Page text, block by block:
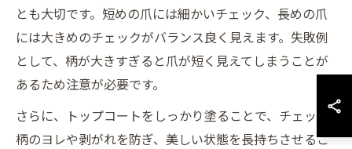
とも大切です。短めの爪には細かいチェック、長めの爪
には大きめのチェックがバランス良く見えます。失敗例
として、柄が大きすぎると爪が短く見えてしまうことが
あるため注意が必要です。
さらに、トップコートをしっかり塗ることで、チェック
柄のヨレや剥がれを防ぎ、美しい状態を長持ちさせるこ